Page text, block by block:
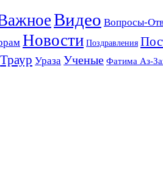
Видео Вопросы-
Новости Поздравления
Траур Ураза Ученые Фатима Аз-